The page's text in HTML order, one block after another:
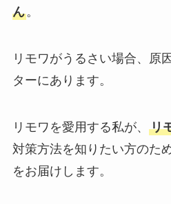
ん。
リモワがうるさい場合、原
ターにあります。
リモワを愛用する私が、 リ
対策方法を知りたい方のた
をお届けします。